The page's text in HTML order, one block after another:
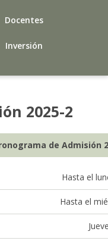
Docentes
Inversión
2025-2
de Admisión
Hasta el
Hasta el